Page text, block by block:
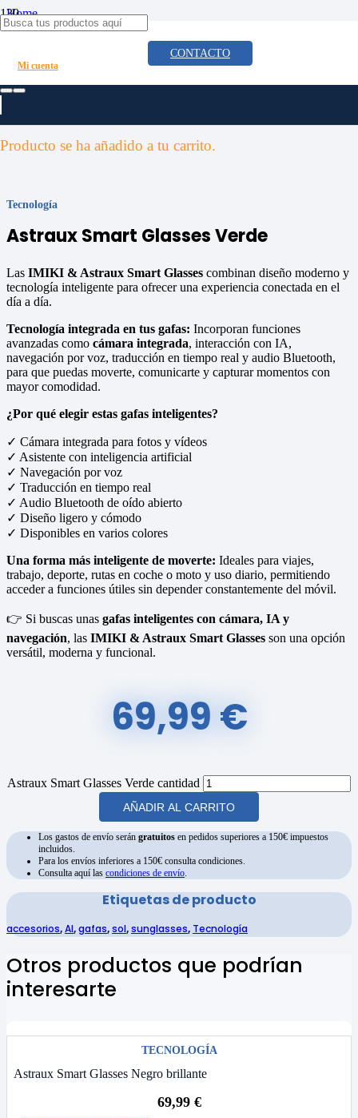
CONTACTO
Mi cuenta
Producto se ha añadido a tu carrito.
Home
/
Tecnología
/
Tecnología
Astraux Smart Glasses Verde
Las IMIKI & Astraux Smart Glasses combinan diseño moderno y
tecnología inteligente para ofrecer una experiencia conectada en el
día a día.
Tecnología integrada en tus gafas: Incorporan funciones
avanzadas como cámara integrada, interacción con IA,
navegación por voz, traducción en tiempo real y audio Bluetooth,
para que puedas moverte, comunicarte y capturar momentos con
mayor comodidad.
¿Por qué elegir estas gafas inteligentes?
✓ Cámara integrada para fotos y vídeos
✓ Asistente con inteligencia artificial
✓ Navegación por voz
✓ Traducción en tiempo real
✓ Audio Bluetooth de oído abierto
✓ Diseño ligero y cómodo
✓ Disponibles en varios colores
Una forma más inteligente de moverte: Ideales para viajes,
trabajo, deporte, rutas en coche o moto y uso diario, permitiendo
acceder a funciones útiles sin depender constantemente del móvil.
👉 Si buscas unas gafas inteligentes con cámara, IA y
navegación, las IMIKI & Astraux Smart Glasses son una opción
versátil, moderna y funcional.
69,99 €
Astraux Smart Glasses Verde cantidad
AÑADIR AL CARRITO
Los gastos de envío serán gratuitos en pedidos superiores a 150€ impuestos
incluidos.
Para los envíos inferiores a 150€ consulta condiciones.
Consulta aquí las condiciones de envío.
Etiquetas de producto
accesorios,AI,gafas,sol,sunglasses, Tecnología
Otros productos que podrían
interesarte
TECNOLOGÍA
Astraux Smart Glasses Negro brillante
69,99 €